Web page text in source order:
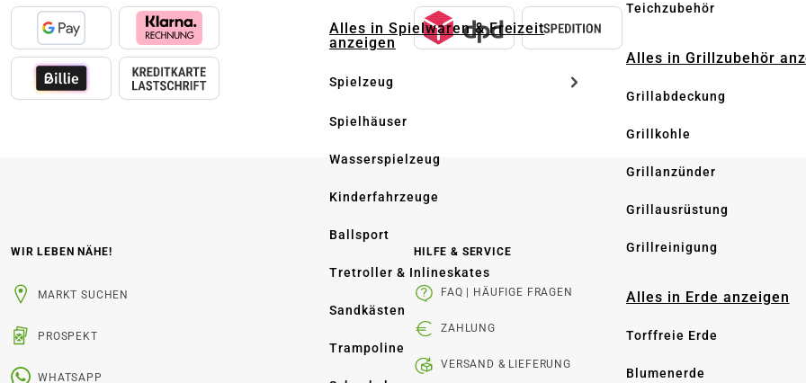
Alles in Spielwaren & Freizeit
anzeigen
Spielzeug
Spielhäuser
Wasserspielzeug
Kinderfahrzeuge
Ballsport
Tretroller & Inlineskates
Sandkästen
Trampoline
Teichzubehör
Alles in Grillzubehör
Grillabdeckung
Grillkohle
Grillanzünder
Grillausrüstung
Grillreinigung
Alles in Erde anzeigen
Torffreie Erde
Blumenerde
WIR LEBEN NÄHE!
MARKT SUCHEN
PROSPEKT
WHATSAPP
HILFE & SERVICE
FAQ | HÄUFIGE FRAGEN
ZAHLUNG
VERSAND & LIEFERUNG